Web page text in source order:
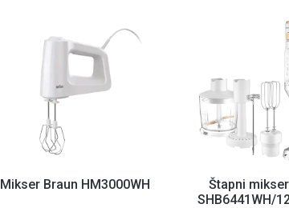
Mikser Braun HM3000WH
Štapni
SHB6441WH/